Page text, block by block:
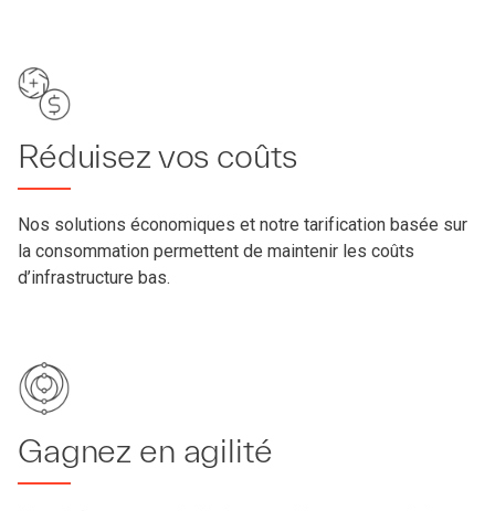
Réduisez vos coûts
Nos solutions économiques et notre tarification basée sur
la consommation permettent de maintenir les coûts
d’infrastructure bas.
Gagnez en agilité